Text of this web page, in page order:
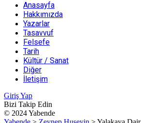
Anasayfa
Hakkımızda
Yazarlar
Tasavvuf
Felsefe
Tarih
Kültür / Sanat
Diğer
İletişim
Giriş Yap
Bizi Takip Edin
© 2024 Yabende